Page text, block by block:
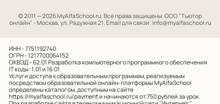
© 2011 — 2026 MyAlfaSchool.ru. Все права защищены.ООО "Тьютор
онлайн" - Москва, ул. Радужная 21. Email для связи: info@myalfaschool.ru
ИНН - 7751192740
ОГРН - 1217700064152
ОКВЭД - 62.01Разработка компьютерного программного обеспечения
IT коды: 1.01 и 16.01
Услуги доступа к образовательным программам, реализуемым
посредством образовательной онлайн-платформы MyAlfaSchool
определены каталогом, доступным на сайте
https://myalfaschool.ru/paymentи начинаются от 750 рублей за урок.